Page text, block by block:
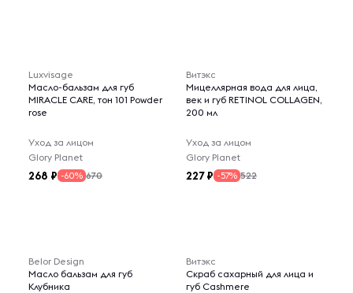
Luxvisage
Масло-бальзам для губ
MIRACLE CARE, тон 101 Powder
rose
Уход за лицом
Glory Planet
268 -60% 670
Витэкс
Мицеллярная вода для лица,
век и губ RETINOL COLLAGEN,
200 мл
Уход за лицом
Glory Planet
227 -57% 522
Belor Design
Масло бальзам для губ
Клубника
Витэкс
Скраб сахарный для лица и
губ Cashmere